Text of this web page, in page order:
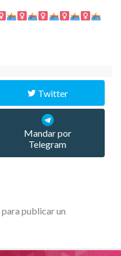
Twitter
Mandar por
Telegram
para publicar un